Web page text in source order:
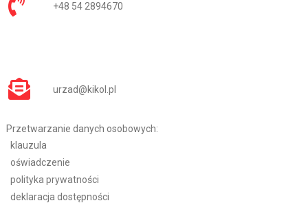
+48 54 2894670
urzad@kikol.pl
Przetwarzanie danych osobowych:
klauzula
oświadczenie
polityka prywatności
deklaracja dostępności